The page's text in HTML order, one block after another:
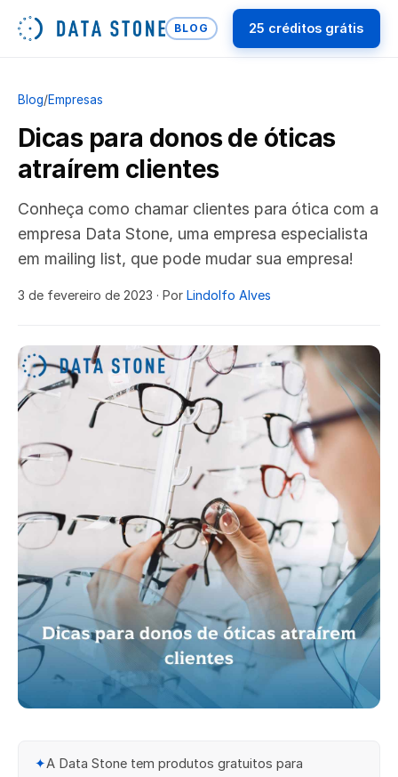
BLOG 25 créditos grátis
Blog/Empresas
Dicas para donos de óticas
atraírem clientes
Conheça como chamar clientes para ótica com a
empresa Data Stone, uma empresa especialista
em mailing list, que pode mudar sua empresa!
3 de fevereiro de 2023 · Por Lindolfo Alves
✦A Data Stone tem produtos gratuitos para